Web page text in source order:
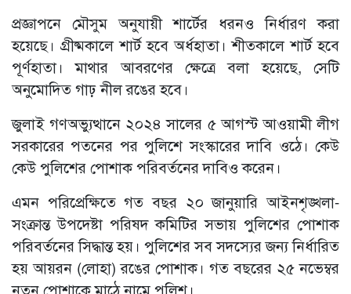
প্রজ্ঞাপনে মৌসুম অনুযায়ী শার্টের ধরনও নির্ধারণ করা
হয়েছে। গ্রীষ্মকালে শার্ট হবে অর্ধহাতা। শীতকালে শার্ট হবে
পূর্ণহাতা। মাথার আবরণের ক্ষেত্রে বলা হয়েছে, সেটি
অনুমোদিত গাঢ় নীল রঙের হবে।
জুলাই গণঅভ্যুত্থানে ২০২৪ সালের ৫ আগস্ট আওয়ামী লীগ
সরকারের পতনের পর পুলিশে সংস্কারের দাবি ওঠে। কেউ
কেউ পুলিশের পোশাক পরিবর্তনের দাবিও করেন।
এমন পরিপ্রেক্ষিতে গত বছর ২০ জানুয়ারি আইনশৃঙ্খলা-
সংক্রান্ত উপদেষ্টা পরিষদ কমিটির সভায় পুলিশের পোশাক
পরিবর্তনের সিদ্ধান্ত হয়। পুলিশের সব সদস্যের জন্য নির্ধারিত
হয় আয়রন (লোহা) রঙের পোশাক। গত বছরের ২৫ নভেম্বর
নতুন পোশাকে মাঠে নামে পুলিশ।